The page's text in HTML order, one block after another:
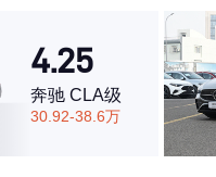
4.25
奔驰 CLA级
30.92-38.6万